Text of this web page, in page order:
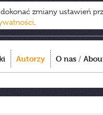
zmiany ustawień
.
Autorzy O nas /